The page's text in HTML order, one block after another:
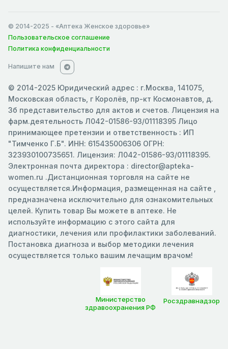
© 2014-2025 - «Аптека Женское здоровье»
Пользовательское соглашение
Политика конфиденциальности
Напишите нам
© 2014-2025 Юридический адрес : г.Москва, 141075,
Московская область, г Королёв, пр-кт Космонавтов, д.
3б представительство для актов и счетов. Лицензия на
фарм.деятельность Л042-01586-93/01118395 Лицо
принимающее претензии и ответственность : ИП
"Тимченко Г.Б". ИНН: 615435006306 ОГРН:
323930100735651. Лицензия: Л042-01586-93/01118395.
Электронная почта директора : director@apteka-
women.ru .Дистанционная торговля на сайте не
осуществляется.Информация, размещенная на сайте ,
предназначена исключительно для ознакомительных
целей. Купить товар Вы можете в аптеке. Не
используйте информацию с этого сайта для
диагностики, лечения или профилактики заболеваний.
Постановка диагноза и выбор методики лечения
осуществляется только вашим лечащим врачом!
Росздравнадзор
Министерство
здравоохранения РФ